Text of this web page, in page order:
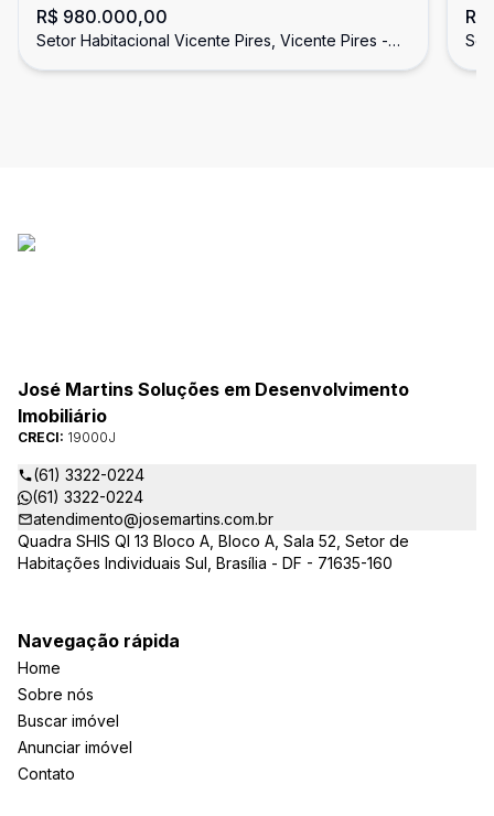
rua 5, Vicente Pires, DF
R$ 980.000,00
Setor Habitacional Vicente Pires, Vicente Pires -
José Martins Soluções em Desenvolvimento
Imobiliário
CRECI: 19000J
(61) 3322-0224
(61) 3322-0224
atendimento@josemartins.com.br
Quadra SHIS QI 13 Bloco A, Bloco A, Sala 52, Setor de
Habitações Individuais Sul, Brasília - DF - 71635-160
Navegação rápida
Home
Sobre nós
Buscar imóvel
Anunciar imóvel
Contato